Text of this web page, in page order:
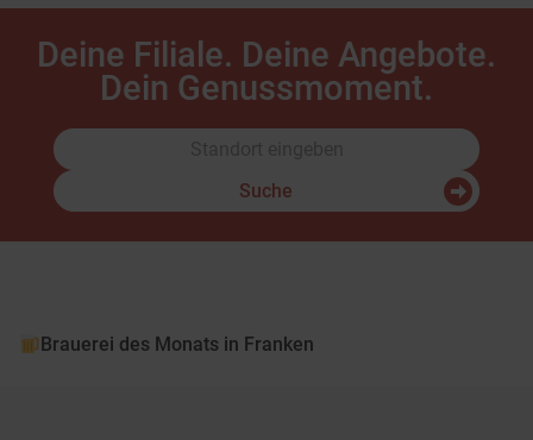
Deine Filiale. Deine Angebote.
Dein Genussmoment.
Suche
Brauerei des Monats in Franken